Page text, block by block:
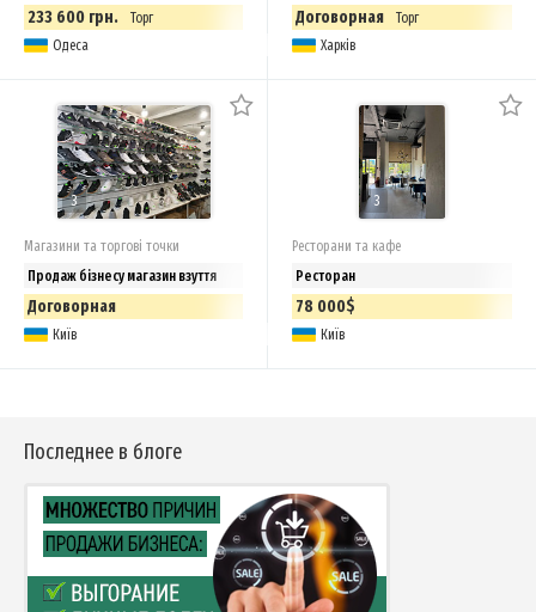
233 600 грн.
Торг
Одеса
живой не накручен
Договорная
Торг
Харків
3
Магазини та торгові точки
Продаж бізнесу магазин взуття
Договорная
Київ
3
Ресторани та кафе
Ресторан
78 000$
Київ
Последнее в блоге